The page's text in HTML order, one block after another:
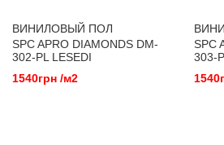
ВИНИЛОВЫЙ ПОЛ
SPC APRO DIAMONDS DM-
302-PL LESEDI
1540грн /м2
SPC
303-